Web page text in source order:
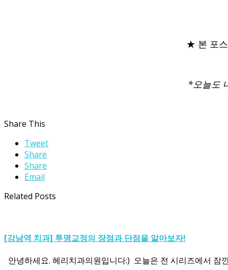
★ 본 포
*오늘도
Share This
Tweet
Share
Share
Email
Related Posts
[강남역 치과] 투명교정의 장점과 단점을 알아보자!
안녕하세요. 헤리치과의원입니다:) ​ 오늘은 전 시리즈에서 잠